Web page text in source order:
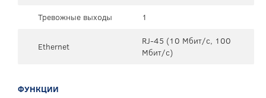
Тревожные выходы
1
Ethernet
RJ-45 (10 Мбит/с, 100
Мбит/с)
ФУНКЦИИ